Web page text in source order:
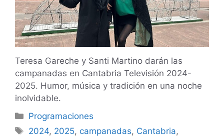
Teresa Gareche y Santi Martino darán las
campanadas en Cantabria Televisión 2024-
2025. Humor, música y tradición en una noche
inolvidable.
Categorías
Programaciones
Etiquetas
2024, 2025, campanadas, Cantabria,